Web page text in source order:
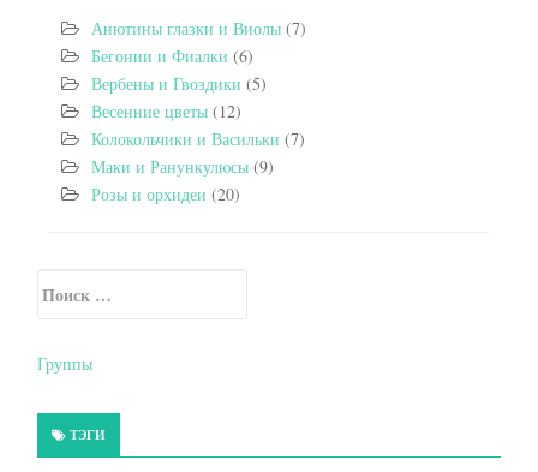
Анютины глазки и Виолы (7)
Бегонии и Фиалки (6)
Вербены и Гвоздики (5)
Весенние цветы (12)
Колокольчики и Васильки (7)
Маки и Ранункулюсы (9)
Розы и орхидеи (20)
Secondary Sidebar
Искать:
Группы
ТЭГИ